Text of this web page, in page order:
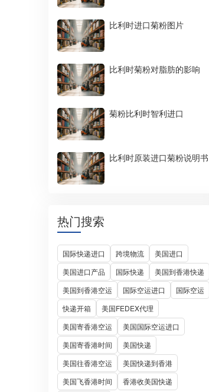
比利时进口菊粉图片
比利时菊粉对脂肪的影响
菊粉比利时智利进口
比利时原装进口菊粉说明书
热门搜索
国际快递进口 跨境物流
美国进口
美国进口产品
国际快递
美国到香港快递
美国到香港空运
国际空运进口
国际空运
快递开箱
美国FEDEX代理
美国寄香港空运
美国国际空运进口
美国寄香港时间
美国快递
美国往香港空运
美国快递到香港
美国飞香港时间
香港收美国快递